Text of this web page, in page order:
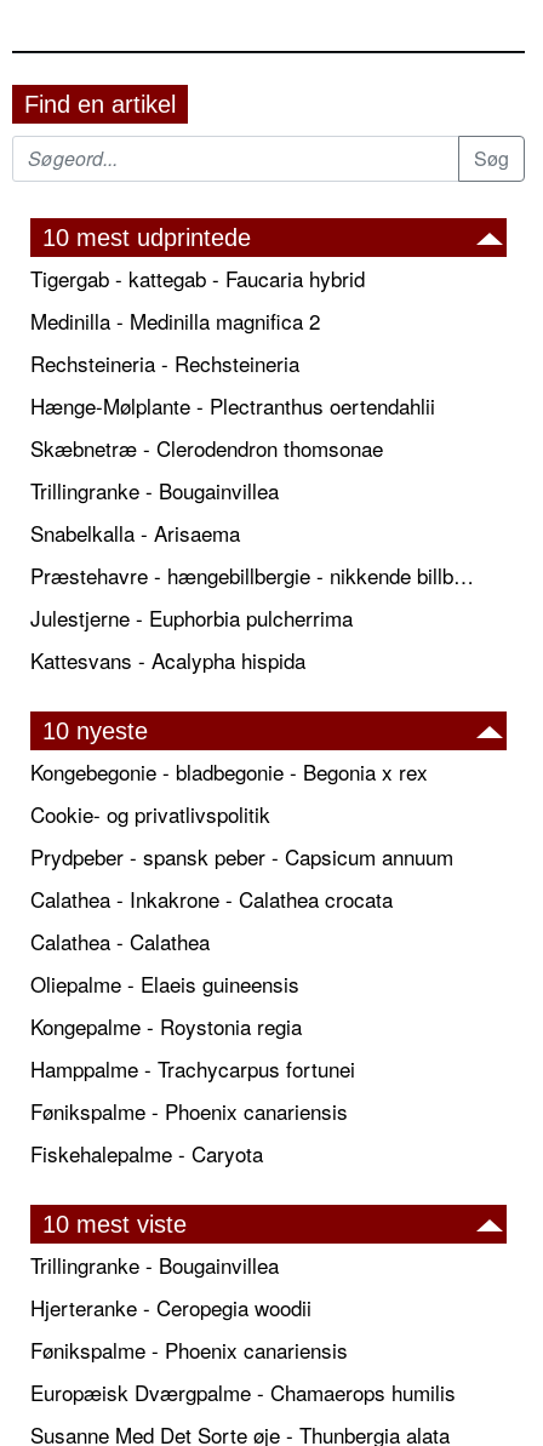
Find en artikel
10 mest udprintede
Tigergab - kattegab - Faucaria hybrid
Medinilla - Medinilla magnifica 2
Rechsteineria - Rechsteineria
Hænge-Mølplante - Plectranthus oertendahlii
Skæbnetræ - Clerodendron thomsonae
Trillingranke - Bougainvillea
Snabelkalla - Arisaema
Præstehavre - hængebillbergie - nikkende billbergie
Julestjerne - Euphorbia pulcherrima
Kattesvans - Acalypha hispida
10 nyeste
Kongebegonie - bladbegonie - Begonia x rex
Cookie- og privatlivspolitik
Prydpeber - spansk peber - Capsicum annuum
Calathea - Inkakrone - Calathea crocata
Calathea - Calathea
Oliepalme - Elaeis guineensis
Kongepalme - Roystonia regia
Hamppalme - Trachycarpus fortunei
Fønikspalme - Phoenix canariensis
Fiskehalepalme - Caryota
10 mest viste
Trillingranke - Bougainvillea
Hjerteranke - Ceropegia woodii
Fønikspalme - Phoenix canariensis
Europæisk Dværgpalme - Chamaerops humilis
Susanne Med Det Sorte øje - Thunbergia alata